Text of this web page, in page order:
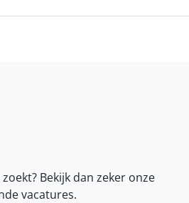
Bekijk dan zeker onze
vacatures.